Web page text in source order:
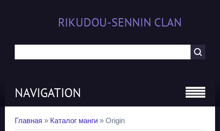
RIKUDOU-SENNIN CLAN
NAVIGATION
Главная » Каталог манги » Origin